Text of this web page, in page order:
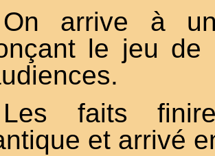
On arrive à
le jeu de
Les faits
et arrivé